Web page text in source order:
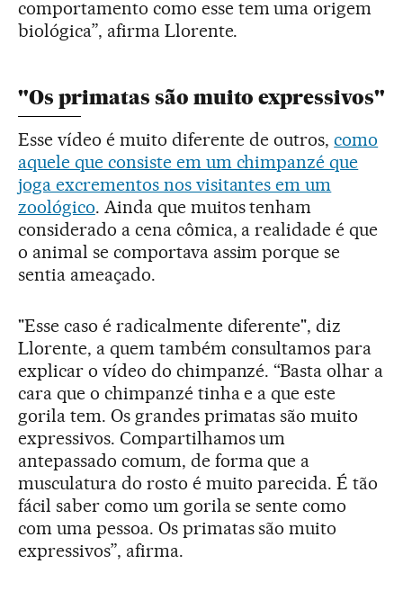
comportamento como esse tem uma origem
biológica”, afirma Llorente.
"Os primatas são muito expressivos"
Esse vídeo é muito diferente de outros,como
aquele que consiste em um chimpanzé que
joga excrementos nos visitantes em um
zoológico. Ainda que muitos tenham
considerado a cena cômica, a realidade é que
o animal se comportava assim porque se
sentia ameaçado.
"Esse caso é radicalmente diferente", diz
Llorente, a quem também consultamos para
explicar o vídeo do chimpanzé. “Basta olhar a
cara que o chimpanzé tinha e a que este
gorila tem. Os grandes primatas são muito
expressivos. Compartilhamos um
antepassado comum, de forma que a
musculatura do rosto é muito parecida. É tão
fácil saber como um gorila se sente como
com uma pessoa. Os primatas são muito
expressivos”, afirma.